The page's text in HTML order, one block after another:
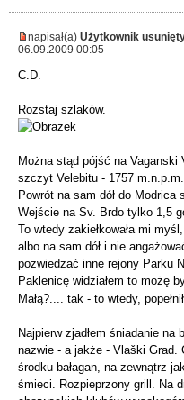
napisał(a) Użytkownik
06.09.2009 00:05
C.D.
Rozstaj szlaków.
Można stąd pójść na
szczyt Velebitu - 1757
Powrót na sam dół do
Wejście na Sv. Brdo tylko 1,5
To wtedy zakiełkowała mi
albo na sam dół i nie
pozwiedzać inne rejony Parku
Paklenicę widziałem to możę
Małą?.... tak - to wtedy,
Najpierw zjadłem śniadanie
nazwie - a jakże - Vlaški Grad.
środku bałagan, na zewnątrz
śmieci. Rozpieprzony grill. Na